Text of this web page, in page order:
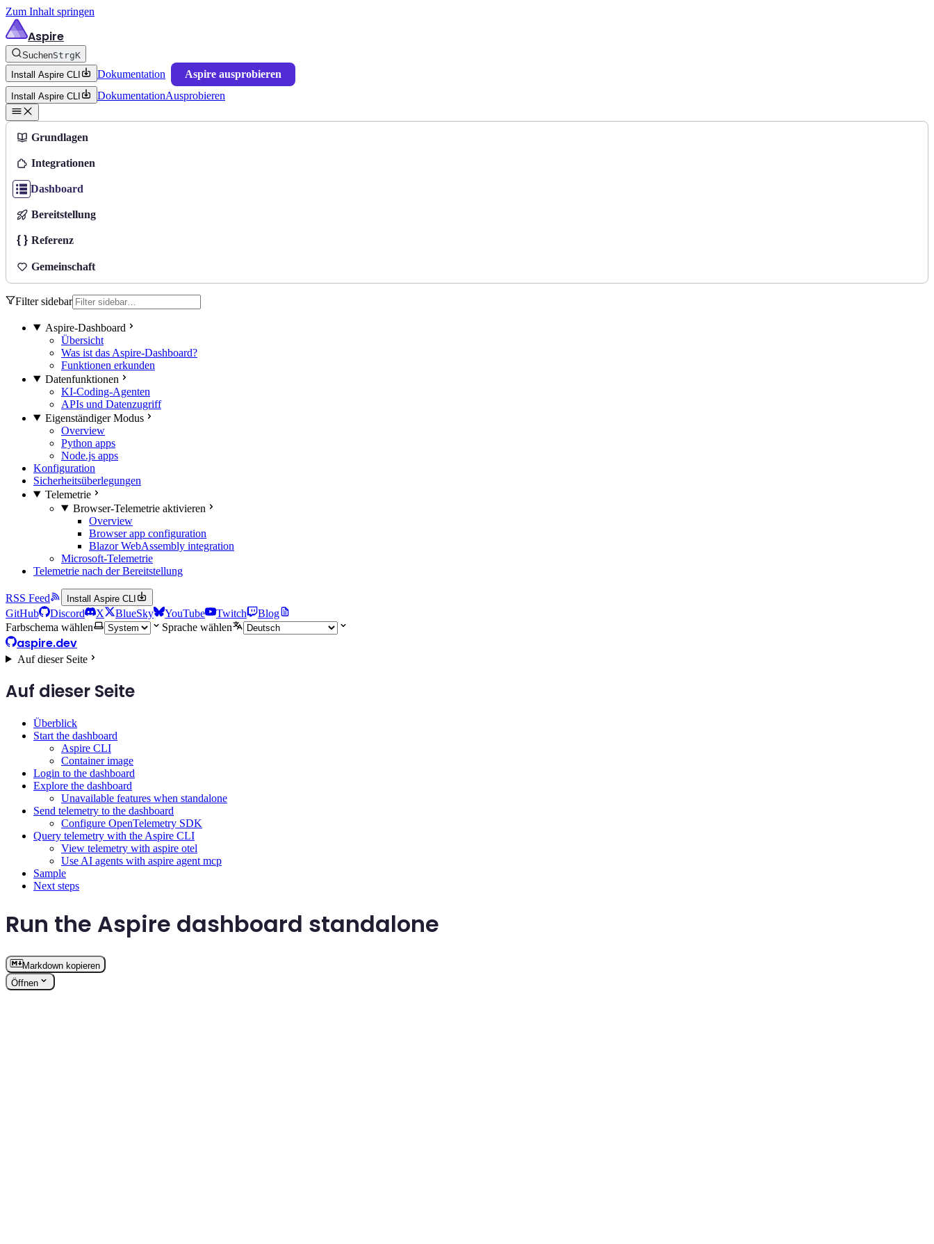
Zum Inhalt springen
Aspire
SuchenStrgK
Install Aspire CLI
Dokumentation Aspire ausprobieren
Install Aspire CLI DokumentationAusprobieren
Grundlagen
Integrationen
Dashboard
Bereitstellung
Referenz
Gemeinschaft
Filter sidebar
Aspire-Dashboard
Übersicht
Was ist das Aspire-Dashboard?
Funktionen erkunden
Datenfunktionen
KI-Coding-Agenten
APIs und Datenzugriff
Eigenständiger Modus
Overview
Python apps
Node.js apps
Konfiguration
Sicherheitsüberlegungen
Telemetrie
Browser-Telemetrie aktivieren
Overview
Browser app configuration
Blazor WebAssembly integration
Microsoft-Telemetrie
Telemetrie nach der Bereitstellung
RSS Feed Install Aspire CLI
GitHub Discord X BlueSky YouTube Twitch
Blog
Farbschema wählen
Sprache wählen
aspire.dev
Auf dieser Seite
Auf dieser Seite
Überblick
Start the dashboard
Aspire CLI
Container image
Login to the dashboard
Explore the dashboard
Unavailable features when standalone
Send telemetry to the dashboard
Configure OpenTelemetry SDK
Query telemetry with the Aspire CLI
View telemetry with aspire otel
Use AI agents with aspire agent mcp
Sample
Next steps
Run the Aspire dashboard standalone
Markdown kopieren
Öffnen